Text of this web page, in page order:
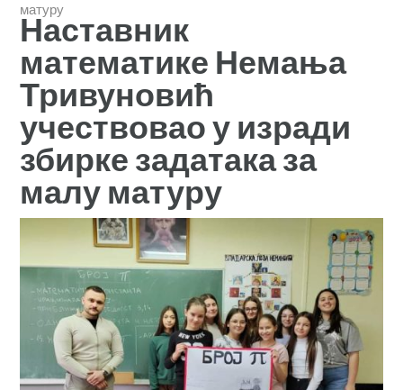
матуру
Наставник
математике Немања
Тривуновић
учествовао у изради
збирке задатака за
малу матуру